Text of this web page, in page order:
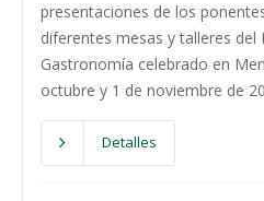
presentaciones de los
diferentes mesas y talleres
Gastronomía celebrado en
octubre y 1 de noviembre de
Detalles